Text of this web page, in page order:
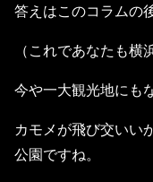
答えはこのコラムの
（これであなたも横
今や一大観光地にも
カモメが飛び交いい
公園ですね。